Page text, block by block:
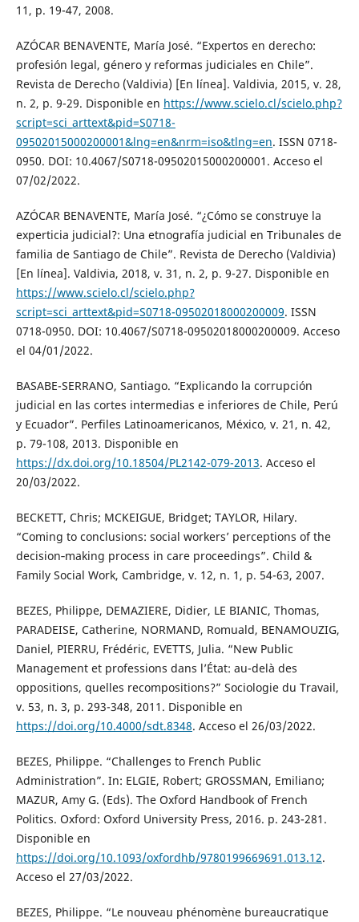
11, p. 19-47, 2008.
AZÓCAR BENAVENTE, María José. “Expertos en derecho:
profesión legal, género y reformas judiciales en Chile”.
Revista de Derecho (Valdivia) [En línea]. Valdivia, 2015, v. 28,
n. 2, p. 9-29. Disponible en https://www.scielo.cl/scielo.php?
script=sci_arttext&pid=S0718-
09502015000200001&lng=en&nrm=iso&tlng=en. ISSN 0718-
0950. DOI: 10.4067/S0718-09502015000200001. Acceso el
07/02/2022.
AZÓCAR BENAVENTE, María José. “¿Cómo se construye la
experticia judicial?: Una etnografía judicial en Tribunales de
familia de Santiago de Chile”. Revista de Derecho (Valdivia)
[En línea]. Valdivia, 2018, v. 31, n. 2, p. 9-27. Disponible en
https://www.scielo.cl/scielo.php?
script=sci_arttext&pid=S0718-09502018000200009. ISSN
0718-0950. DOI: 10.4067/S0718-09502018000200009. Acceso
el 04/01/2022.
BASABE-SERRANO, Santiago. “Explicando la corrupción
judicial en las cortes intermedias e inferiores de Chile, Perú
y Ecuador”. Perfiles Latinoamericanos, México, v. 21, n. 42,
p. 79-108, 2013. Disponible en
https://dx.doi.org/10.18504/PL2142-079-2013. Acceso el
20/03/2022.
BECKETT, Chris; MCKEIGUE, Bridget; TAYLOR, Hilary.
“Coming to conclusions: social workers’ perceptions of the
decision‐making process in care proceedings”. Child &
Family Social Work, Cambridge, v. 12, n. 1, p. 54-63, 2007.
BEZES, Philippe, DEMAZIERE, Didier, LE BIANIC, Thomas,
PARADEISE, Catherine, NORMAND, Romuald, BENAMOUZIG,
Daniel, PIERRU, Frédéric, EVETTS, Julia. “New Public
Management et professions dans l’État: au-delà des
oppositions, quelles recompositions?” Sociologie du Travail,
v. 53, n. 3, p. 293-348, 2011. Disponible en
https://doi.org/10.4000/sdt.8348. Acceso el 26/03/2022.
BEZES, Philippe. “Challenges to French Public
Administration”. In: ELGIE, Robert; GROSSMAN, Emiliano;
MAZUR, Amy G. (Eds). The Oxford Handbook of French
Politics. Oxford: Oxford University Press, 2016. p. 243-281.
Disponible en
https://doi.org/10.1093/oxfordhb/9780199669691.013.12.
Acceso el 27/03/2022.
BEZES, Philippe. “Le nouveau phénomène bureaucratique